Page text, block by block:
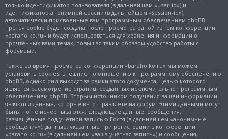
только идентификатор пользователя (в дальнейшем «user-id») и
идентификатор анонимной сессии (в дальнейшем «session-id»),
автоматически присвоенные вам программным обеспечением phpBB.
Третья cookie будет создана после просмотра одной из тем конференции
«baraholko.ru» и будет использоваться для хранения информации о
прочтённых вами темах, повышая таким образом удобство работы с
форумами.
Также во время просмотра конференции «baraholko.ru» мы можем
установить cookies, внешние по отношению к программному обеспечению
phpBB, однако они выходят за рамки этого документа, целью которого
является рассмотрение страниц, созданных исключительно программным
обеспечением phpBB. Вторым источником получения вашей информации
являются данные, которые вы отправляете на форум. Этими данными могут
быть, но не исчерпываются, следующие данные: сообщения,
размещённые под учётной записью Гостя (в дальнейшем «анонимные
сообщения»), данные, указанные при регистрации в конференции
«baraholko.ru» (в дальнейшем «ваша учётная запись») и сообщения,